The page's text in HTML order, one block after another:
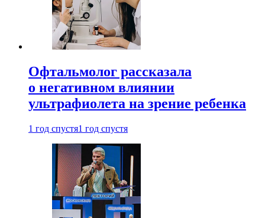
Офтальмолог рассказала
о негативном влиянии
ультрафиолета на зрение ребенка
1 год спустя1 год спустя